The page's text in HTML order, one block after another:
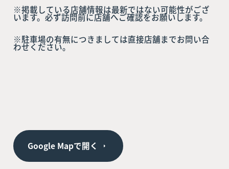
※掲載している店舗情報は最新ではない可能性がござ
います。必ず訪問前に店舗へご確認をお願いします。
※駐車場の有無につきましては直接店舗までお問い合
わせください。
Google Mapで開く